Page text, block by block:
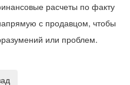
расчеты по факту
с продавцом, чтобы
или проблем.